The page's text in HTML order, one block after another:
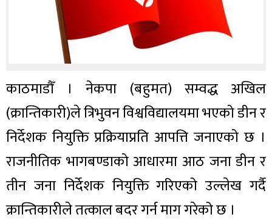
काठमाडौँ । नेकपा (बहुमत) सम्वद्ध अखिल
(क्रान्तिकारी)ले त्रिभुवन विश्वविद्यालयमा भएको डीन र
निर्देशक नियुक्ति प्रक्रियाप्रति आपत्ति जनाएको छ ।
राजनीतिक भागबण्डाको आधारमा आठ जना डीन र
तीन जना निर्देशक नियुक्ति गरिएको उल्लेख गर्दै
क्रान्तिकारीले तत्काल बदर गर्न माग गरेको छ ।